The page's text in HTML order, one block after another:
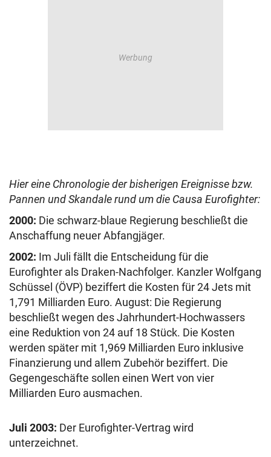
Hier eine Chronologie der bisherigen Ereignisse bzw.
Pannen und Skandale rund um die Causa Eurofighter:
2000: Die schwarz-blaue Regierung beschließt die
Anschaffung neuer Abfangjäger.
2002: Im Juli fällt die Entscheidung für die
Eurofighter als Draken-Nachfolger. Kanzler Wolfgang
Schüssel (ÖVP) beziffert die Kosten für 24 Jets mit
1,791 Milliarden Euro. August: Die Regierung
beschließt wegen des Jahrhundert-Hochwassers
eine Reduktion von 24 auf 18 Stück. Die Kosten
werden später mit 1,969 Milliarden Euro inklusive
Finanzierung und allem Zubehör beziffert. Die
Gegengeschäfte sollen einen Wert von vier
Milliarden Euro ausmachen.
Juli 2003: Der Eurofighter-Vertrag wird
unterzeichnet.